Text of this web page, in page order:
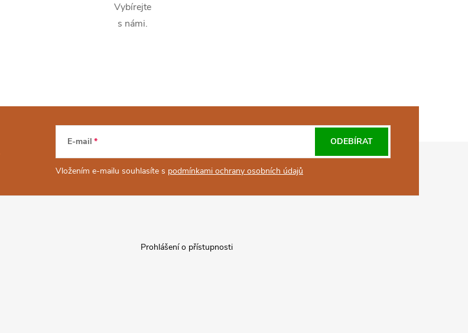
Vybírejte
s námi.
E-mail
Vložením e-mailu souhlasíte s podmínkami ochrany osobních údajů
ODEBÍRAT
Prohlášení o přístupnosti